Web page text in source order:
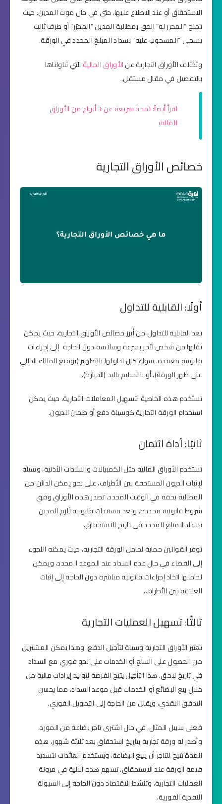
الاستحقاق أو عند الاطلاع عليها، حتى في حال موت المدين. حيث
تمنح “المحرر له” الحق بمطالبة المدين “المحرّر” أو طرف ثالث
يسمى “المسحوب عليه” بسداد المبلغ المحدد في الورقة.
وتختلف الأوراق التجارية عنالأوراق المالية التي تناولناها
بالتفصيل في مقال مستقل.
اقرأ أيضاً: لمحة سريعة عن 3 أنواع من الأوراق
المالية
خصائص الأوراق التجارية
أولًا: القابلية للتداول
تعد القابلية للتداول من أبرز خصائص الأوراق التجارية، حيث يمكن
نقلها من شخص لآخر بسرعة وسلاسة دون الحاجة إلى إجراءات
قانونية معقدة، سواء كان تداولها بالتظهير (توقيع المالك الحالي
على ظهر الورقة)، أو بالتسليم باليد (الحيازة).
تستخدم هذه الخاصية لتسهيل المعاملات التجارية، حيث يمكن
استخدام الورقة التجارية كوسيلة دفع أو ضمان للديون.
ثانيًا: أداة ائتمان
تستخدم الأوراق المالية مثل الكمبيالات والسندات الأذنية، وسيلة
لإثبات الديون المستحقة بين الأطراف، على نحو يمكن الدائن من
المطالبة بحقه في الوقت المحدد. تصدر هذه الأوراق وفق
شروط قانونية محددة، وتعد مستندات قانونية تُلزم المدين
بسداد المبلغ المحدد في تاريخ الاستحقاق.
توفر القوانين حماية لحامل الورقة التجارية، حيث يمكنه اللجوء
إلى القضاء في حال عدم السداد عند الموعد المحدد، ويمكن
لحاملها اتخاذ إجراءات قانونية مباشرة دون الحاجة إلى إثبات
العلاقة بين الأطراف.
ثالثًا: تسهيل العمليات التجارية
تعتبر الأوراق التجارية وسيلة لتأجيل الدفع، وهذا يمكن المشترين
من الحصول على السلع أو الخدمات على نحو فوري مع السداد
في تاريخ لاحق. هذا التأجيل يتيح الفرصة لتوليد إيرادات مالية من
خلال بيع البضائع أو الخدمات قبل موعد السداد، مما يحسن
التدفق النقدي، ويقلل من الحاجة إلى التمويل الفوري.
فعلى سبيل المثال، في حال اشترى تاجر بضاعة من المورد،
وأصدر له ورقة تجارية بتاريخ استحقاق بعد ثلاثة شهور، هذه
المدة تتيح للتاجر أن يبيع البضاعة، ويستخدم العائدات لتسديد
قيمة الورقة عند الاستحقاق. تسهم هذه الآلية في مرونة
العمليات التجارية، وتنشط الاقتصاد دون الحاجة إلى السيولة
النقدية الفورية.